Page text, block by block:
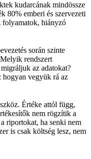
kudarcának mindössze
80% emberi és szervezeti
folyamatok, hiányzó
során szinte
rendszert
az adatokat?
hogyan vegyük rá az
Értéke attól függ,
nem rögzítik a
riportokat, ha senki nem
is csak költség lesz, nem